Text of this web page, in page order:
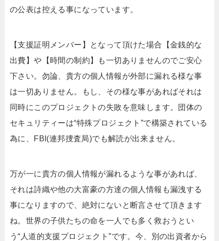
の公表は控える事になっています。
【支援証明メンバー】となって頂けた場合【金銭的な
出費】や【時間の制約】も一切ありませんのでご安心
下さい。勿論、貴方の個人情報が外部に漏れる様な事
は一切ありません。もし、その様な事があればそれは
同時にこのプロジェクトの失敗を意味します。団体の
セキュリティーは“特殊プロジェクト”で構築されている
為に、FBI(連邦捜査局)でも解読が出来ません。
万が一に貴方の個人情報が漏れるような事があれば、
それは詩織や他の大富豪の方達の個人情報も漏洩する
事になりますので、絶対にないと断言させて頂きます
ね。世界の子供たちの命を一人でも多く救おうとい
う“人道的支援プロジェクト”です。今、別の出資者から